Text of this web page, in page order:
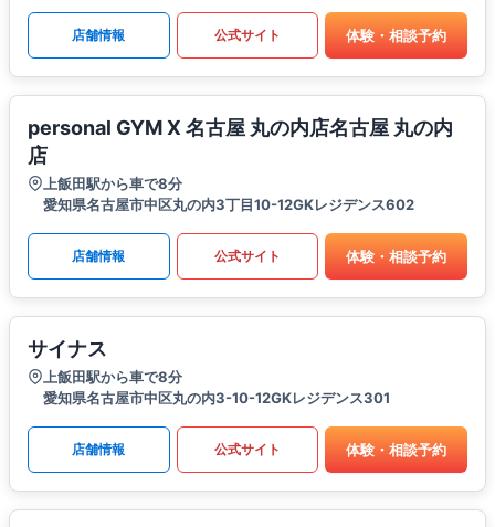
店舗情報 公式サイト 体験・相談予約
personal GYM X 名古屋 丸の内店名古屋 丸の内
店
上飯田駅から車で8分
愛知県名古屋市中区丸の内3丁目10-12GKレジデンス602
店舗情報 公式サイト 体験・相談予約
サイナス
上飯田駅から車で8分
愛知県名古屋市中区丸の内3-10-12GKレジデンス301
店舗情報 公式サイト 体験・相談予約